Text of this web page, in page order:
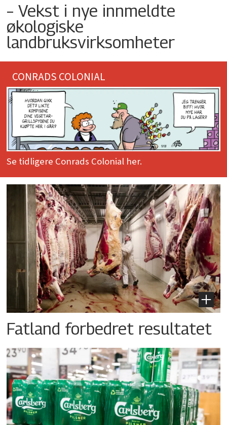
– Vekst i nye innmeldte
økologiske
landbruksvirksomheter
CONRADS COLONIAL
Se tidligere Conrads Colonial her.
Fatland forbedret resultatet